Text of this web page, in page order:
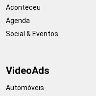
Aconteceu
Agenda
Social & Eventos
VideoAds
Automóveis